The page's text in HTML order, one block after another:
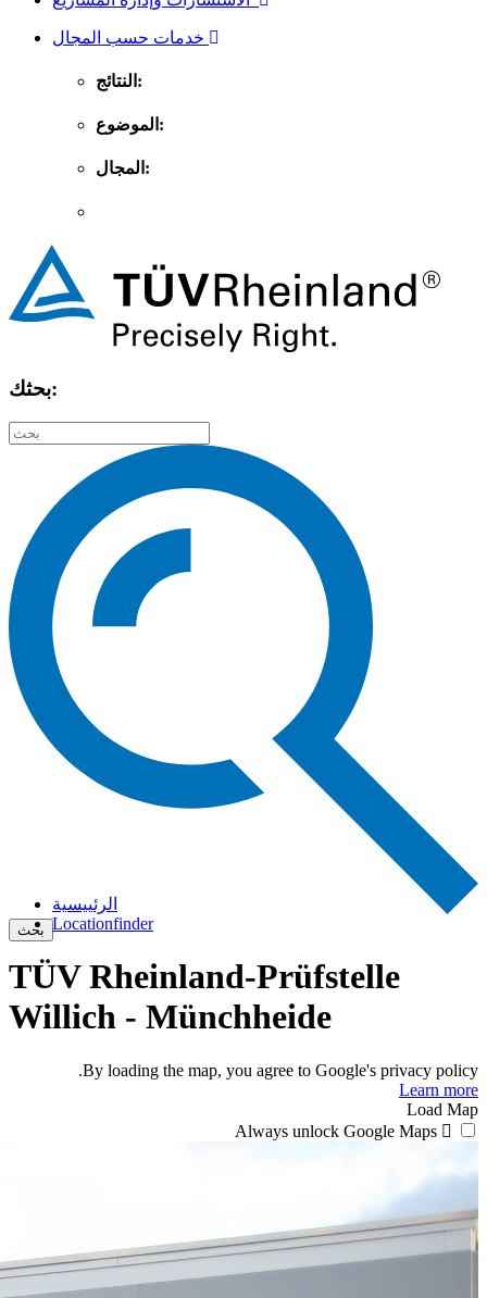
النتائج:
الموضوع:
المجال:
بحثك:
بحث
الرئييسية
Locationfinder
TÜV Rheinland-Prüfstelle
Willich - Münchheide
By loading the map, you agree to Google's privacy policy.
Learn more
Load Map
Always unlock Google Maps